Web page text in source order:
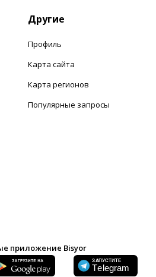
Другие
Профиль
Карта сайта
Карта регионов
Популярные запросы
приложение Bisyor